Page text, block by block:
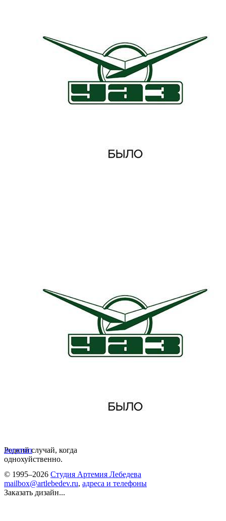
Редкий случай, когда
однохуйственно.
логотип
© 1995–2026 Студия Артемия Лебедева
mailbox@artlebedev.ru, адреса и телефоны
Заказать дизайн...